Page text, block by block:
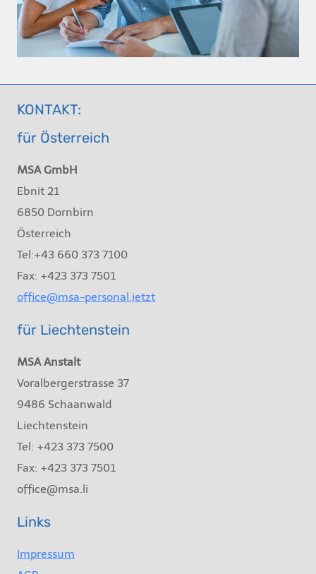
KONTAKT:
für Österreich
MSA GmbH
Ebnit 21
6850 Dornbirn
Österreich
Tel:+43 660 373 7100
Fax: +423 373 7501
office@msa-personal.jetzt
für Liechtenstein
MSA Anstalt
Voralbergerstrasse 37
9486 Schaanwald
Liechtenstein
Tel: +423 373 7500
Fax: +423 373 7501
office@msa.li
Links
Impressum